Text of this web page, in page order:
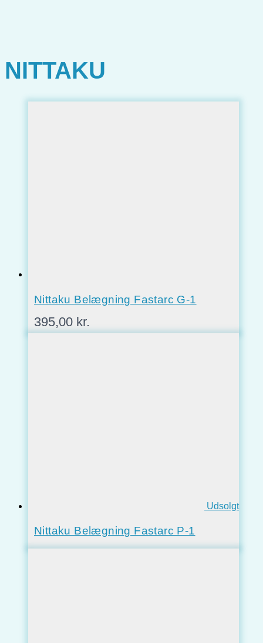
NITTAKU
Nittaku Belægning Fastarc G-1
395,00 kr.
Udsolgt
Nittaku Belægning Fastarc P-1